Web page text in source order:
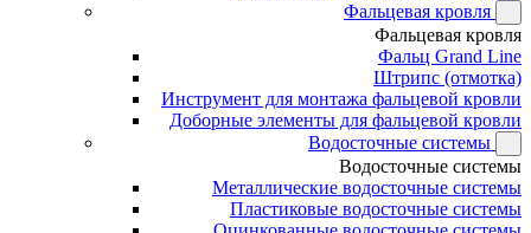
Фальцевая кровля
Фальцевая кровля
Фальц Grand Line
Штрипс (отмотка)
Инструмент для монтажа фальцевой кровли
Доборные элементы для фальцевой кровли
Водосточные системы
Водосточные системы
Металлические водосточные системы
Пластиковые водосточные системы